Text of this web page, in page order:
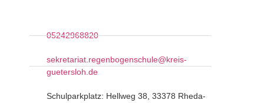
05242968820
sekretariat.regenbogenschule@kreis-
guetersloh.de
Schulparkplatz: Hellweg 38, 33378 Rheda-